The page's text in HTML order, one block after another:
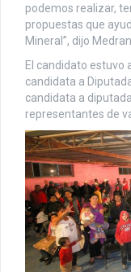
podemos realizar,
propuestas que
Mineral”, dijo
El candidato estuvo
candidata a
candidata a
representantes de